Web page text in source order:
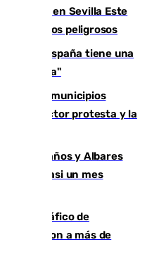
cerrado en Sevilla Este
elementos peligrosos
de España tiene una
Sevilla"
municipios
el sector protesta y la
Bolaños y Albares
Ceuta casi un mes
de tráfico de
a más de